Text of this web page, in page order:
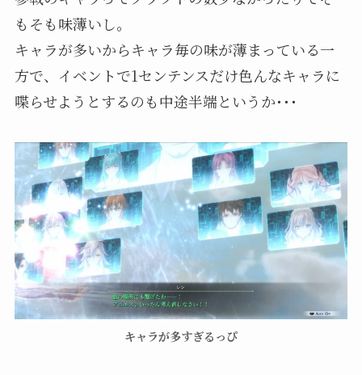
もそも味薄いし。
キャラが多いからキャラ毎の味が薄まっている一
方で、イベントで1センテンスだけ色んなキャラに
喋らせようとするのも中途半端というか･･･
キャラが多すぎるっぴ